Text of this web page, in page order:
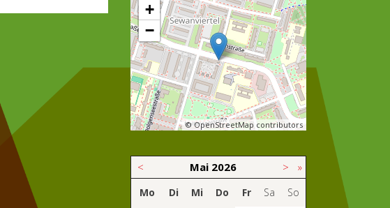
+
−
© OpenStreetMap contributors
< Mai 2026 > »
Mo Di Mi Do Fr Sa
So